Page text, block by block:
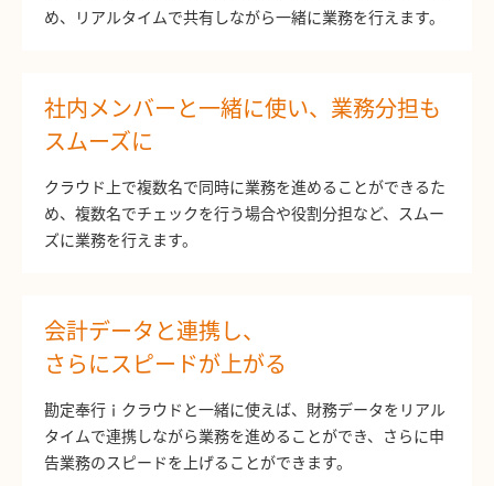
め、リアルタイムで共有しながら一緒に業務を行えます。
社内メンバーと一緒に使い、業務分担も
スムーズに
クラウド上で複数名で同時に業務を進めることができるた
め、複数名でチェックを行う場合や役割分担など、スムー
ズに業務を行えます。
会計データと連携し、
さらにスピードが上がる
勘定奉行ｉクラウドと一緒に使えば、財務データをリアル
タイムで連携しながら業務を進めることができ、さらに申
告業務のスピードを上げることができます。